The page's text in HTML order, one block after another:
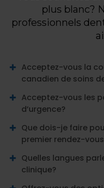
plus blanc?
professionnels
Acceptez-vous la
canadien de soins
Acceptez-vous les
d’urgence?
Que dois-je faire
premier rendez-
Quelles langues
clinique?